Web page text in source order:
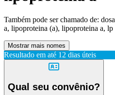
Também pode ser chamado de:
a, lipoproteina (a), lipoproteina a, lp
Mostrar mais nomes
Resultado em até 12 dias úteis
Qual seu convênio?